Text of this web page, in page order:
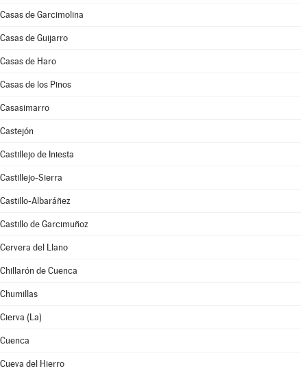
Casas de Garcimolina
Casas de Guijarro
Casas de Haro
Casas de los Pinos
Casasimarro
Castejón
Castillejo de Iniesta
Castillejo-Sierra
Castillo-Albaráñez
Castillo de Garcimuñoz
Cervera del Llano
Chillarón de Cuenca
Chumillas
Cierva (La)
Cuenca
Cueva del Hierro